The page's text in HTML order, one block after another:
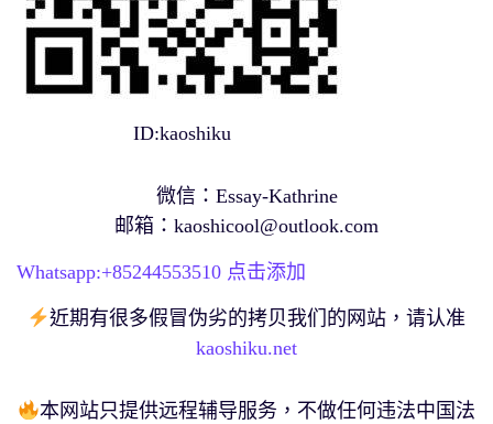
ID:kaoshiku
微信：Essay-Kathrine
邮箱： kaoshicool@outlook.com
Whatsapp:+85244553510 点击添加
近期有很多假冒伪劣的拷贝我们的网站，请认准
kaoshiku.net
本网站只提供远程辅导服务，不做任何违法中国法